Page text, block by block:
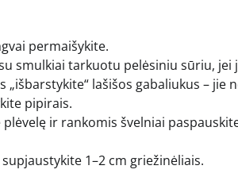
permaišykite.
smulkiai tarkuotu pelėsiniu sūriu, jei
lašišos gabaliukus – jie
pipirais.
ir rankomis švelniai
1–2 cm griežinėliais.